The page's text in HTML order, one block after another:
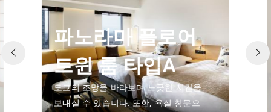
파노라마 플로어
트윈 룸 타입A
도쿄의 조망을 바라보며 느긋한 시간을
보내실 수 있습니다. 또한, 욕실 창문으